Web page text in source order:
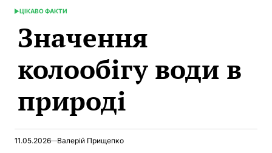
POSTED
ЦІКАВО ФАКТИ
Значення
колообігу води в
природі
11.05.2026 Валерій Прищепко